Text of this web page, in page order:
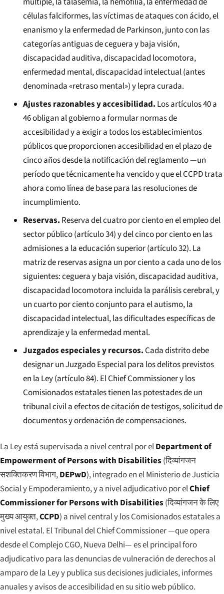
células falciformes, las víctimas de ataques con ácido, el
enanismo y la enfermedad de Parkinson, junto con las
categorías antiguas de ceguera y baja visión,
discapacidad auditiva, discapacidad locomotora,
enfermedad mental, discapacidad intelectual (antes
denominada «retraso mental») y lepra curada.
Ajustes razonables y accesibilidad. Los artículos 40 a
46 obligan al gobierno a formular normas de
accesibilidad y a exigir a todos los establecimientos
públicos que proporcionen accesibilidad en el plazo de
cinco años desde la notificación del reglamento —un
período que técnicamente ha vencido y que el CCPD trata
ahora como línea de base para las resoluciones de
incumplimiento.
Reservas. Reserva del cuatro por ciento en el empleo del
sector público (artículo 34) y del cinco por ciento en las
admisiones a la educación superior (artículo 32). La
matriz de reservas asigna un por ciento a cada uno de los
siguientes: ceguera y baja visión, discapacidad auditiva,
discapacidad locomotora incluida la parálisis cerebral, y
un cuarto por ciento conjunto para el autismo, la
discapacidad intelectual, las dificultades específicas de
aprendizaje y la enfermedad mental.
Juzgados especiales y recursos.Cada distrito debe
designar un Juzgado Especial para los delitos previstos
en la Ley (artículo 84). El Chief Commissioner y los
Comisionados estatales tienen las potestades de un
tribunal civil a efectos de citación de testigos, solicitud de
documentos y ordenación de compensaciones.
La Ley está supervisada a nivel central por elDepartment of
Empowerment of Persons with Disabilities (दिव्यांगजन
सशक्तिकरण विभाग,DEPwD), integrado en el Ministerio de Justicia
Social y Empoderamiento, y a nivel adjudicativo por elChief
Commissioner for Persons with Disabilities (दिव्यांगजन के लिए
मुख्य आयुक्त,CCPD) a nivel central y los Comisionados estatales a
nivel estatal. El Tribunal del Chief Commissioner —que opera
desde el Complejo CGO, Nueva Delhi— es el principal foro
adjudicativo para las denuncias de vulneración de derechos al
amparo de la Ley y publica sus decisiones judiciales, informes
anuales y avisos de accesibilidad en su sitio web público.